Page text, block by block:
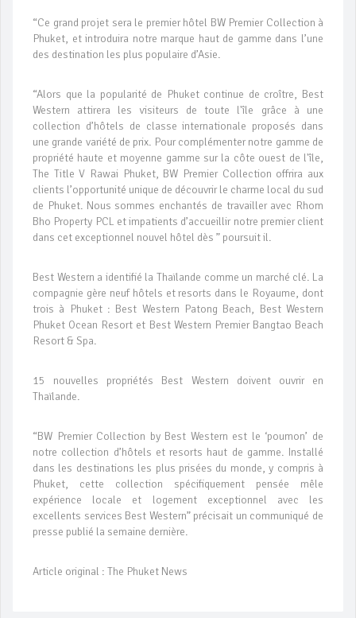
“Ce grand projet sera le premier hôtel BW Premier Collection à
Phuket, et introduira notre marque haut de gamme dans l’une
des destination les plus populaire d’Asie.
“Alors que la popularité de Phuket continue de croître, Best
Western attirera les visiteurs de toute l'île grâce à une
collection d’hôtels de classe internationale proposés dans
une grande variété de prix. Pour complémenter notre gamme de
propriété haute et moyenne gamme sur la côte ouest de l'île,
The Title V Rawai Phuket, BW Premier Collection offrira aux
clients l’opportunité unique de découvrir le charme local du sud
de Phuket. Nous sommes enchantés de travailler avec Rhom
Bho Property PCL et impatients d’accueillir notre premier client
dans cet exceptionnel nouvel hôtel dès ” poursuit il.
Best Western a identifié la Thaïlande comme un marché clé. La
compagnie gère neuf hôtels et resorts dans le Royaume, dont
trois à Phuket : Best Western Patong Beach, Best Western
Phuket Ocean Resort et Best Western Premier Bangtao Beach
Resort & Spa.
15 nouvelles propriétés Best Western doivent ouvrir en
Thaïlande.
“BW Premier Collection by Best Western est le ‘poumon’ de
notre collection d’hôtels et resorts haut de gamme. Installé
dans les destinations les plus prisées du monde, y compris à
Phuket, cette collection spécifiquement pensée mêle
expérience locale et logement exceptionnel avec les
excellents services Best Western” précisait un communiqué de
presse publié la semaine dernière.
Article original : The Phuket News